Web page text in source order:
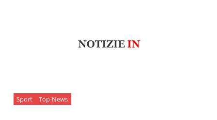
Sport Top-News